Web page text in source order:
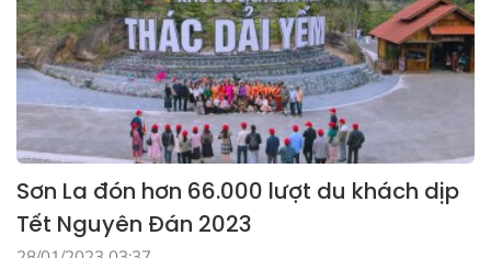
Sơn La đón hơn 66.000 lượt du khách dịp
Tết Nguyên Đán 2023